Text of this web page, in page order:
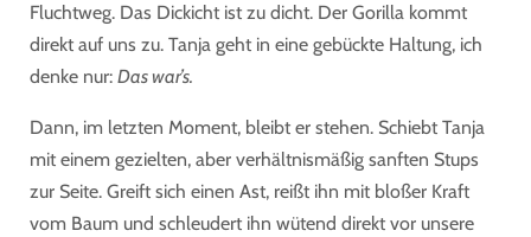
Fluchtweg. Das Dickicht ist zu dicht. Der Gorilla kommt
direkt auf uns zu. Tanja geht in eine gebückte Haltung, ich
denke nur: Das war’s.
Dann, im letzten Moment, bleibt er stehen. Schiebt Tanja
mit einem gezielten, aber verhältnismäßig sanften Stups
zur Seite. Greift sich einen Ast, reißt ihn mit bloßer Kraft
vom Baum und schleudert ihn wütend direkt vor unsere